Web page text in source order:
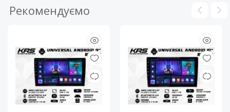
Рекомендуємо